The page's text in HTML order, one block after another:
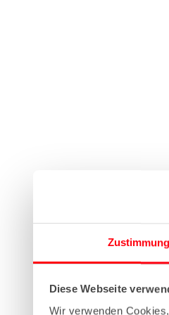
Zustimmung
Diese Webseite
Wir verwenden